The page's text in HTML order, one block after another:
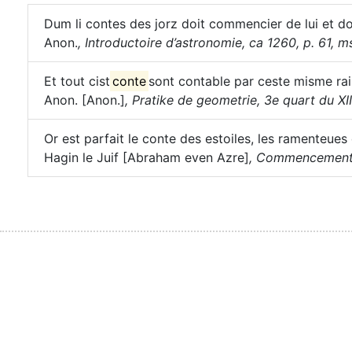
Dum li contes des jorz doit commencier de lui et
Anon., Introductoire d’astronomie, ca 1260, p. 61,
Et tout cist conte sont contable par ceste misme
Anon. [Anon.], Pratike de geometrie, 3e quart du
Or est parfait le conte des estoiles, les ramenteues
Hagin le Juif [Abraham even Azre],